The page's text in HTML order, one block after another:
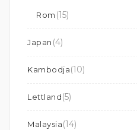
Rom (15)
Japan (4)
Kambodja(10)
Lettland(5)
Malaysia(14)